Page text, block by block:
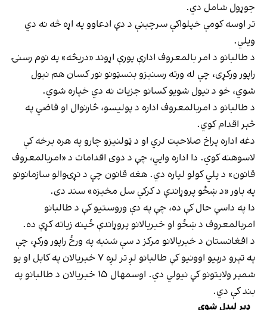
جوړول شامل دي.
تر اوسه کومې خپلواکې سرچينې د دې ادعاوو په اړه څه نه دي
ویلي.
د طالبانو د امر بالمعروف ادارې پورې اړوند «دريڅه» په نوم رسنۍ
راپور ورکړی، چې له ورته رسنیزو بنسټونو نور کسان هم نیول
شوي، خو د نیول شویو کسانو جزيات نه دي خپاره شوي.
د طالبانو د امربالمعروف اداره د پولیسو، څارنوال او قاضي په
څېر اقدام کوي.
دغه اداره پراخ صلاحیت لري او د ټولنیزو چارو په هره برخه کې
لاسوهنه کوي. دا اداره وايي، چې د دوی اقدامات د «امربالمعروف
قانون» د پلي کولو لپاره دي. هغه قانون چې د نړۍوالو سازمانونو
په باور «د ښځو پروړاندې د کرکې سل مخیزه» سند دی.
دا په داسې حال کې ده، چې په دې وروستیو کې د طالبانو
امربالمعروف د ښځو او خبریالانو پروړاندې ځپنه زیاته کړې ده.
د افغانستان د خبریالانو مرکز د سې شنبه په ورځ راپور ورکړ، چې
په تېرو درېيو اوونيو کې طالبانو لږ تر لږه ۷ خبریالان په کابل او یو
شمېر ولایتونو کې نیولي دي. اوسمهال ۱۵ خبریالان د طالبانو په
بند کې دي.